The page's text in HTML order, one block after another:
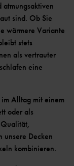
atmungsaktiven
sind. Ob Sie
wärmere Variante
stets
als vertrauter
eine
Alltag mit einem
oder als
unsere Decken
kombinieren.